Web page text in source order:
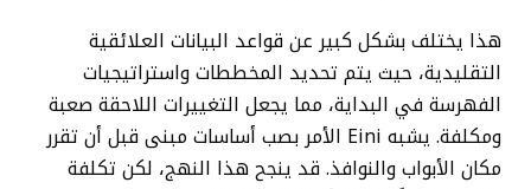
هذا يختلف بشكل كبير عن قواعد البيانات العلائقية
التقليدية، حيث يتم تحديد المخططات واستراتيجيات
الفهرسة في البداية، مما يجعل التغييرات اللاحقة صعبة
ومكلفة. يشبه Eini الأمر بصب أساسات مبنى قبل أن تقرر
مكان الأبواب والنوافذ. قد ينجح هذا النهج، لكن تكلفة